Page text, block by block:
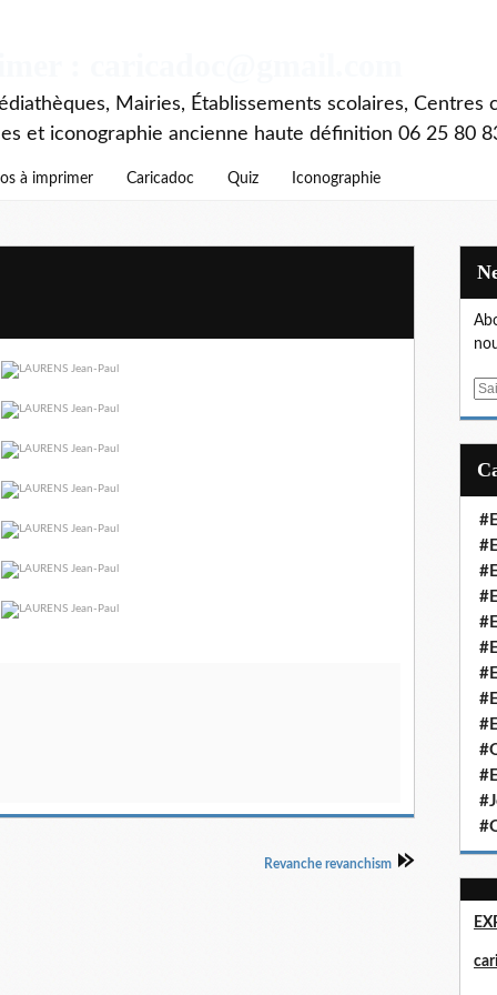
Mairies, Établissements scolaires, Centres
et iconographie ancienne haute définition 06 25 80
à imprimer Caricadoc Quiz Iconographie
Revanche revanchism
E